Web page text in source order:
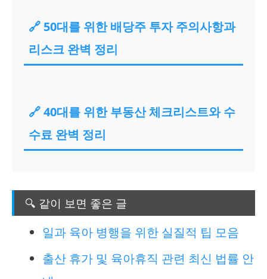
🔗 50대를 위한 배당주 투자 주의사항과
리스크 완벽 정리
🔗 40대를 위한 부동산 체크리스트와 수
수료 완벽 정리
🔍 같이 보면 좋은 글
일과 육아 병행을 위한 실질적 팁 모음
출산 휴가 및 육아휴직 관련 최신 법률 안